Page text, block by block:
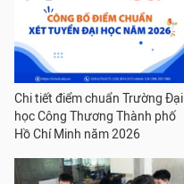
Chi tiết điểm chuẩn Trường Đại
học Công Thương Thành phố
Hồ Chí Minh năm 2026